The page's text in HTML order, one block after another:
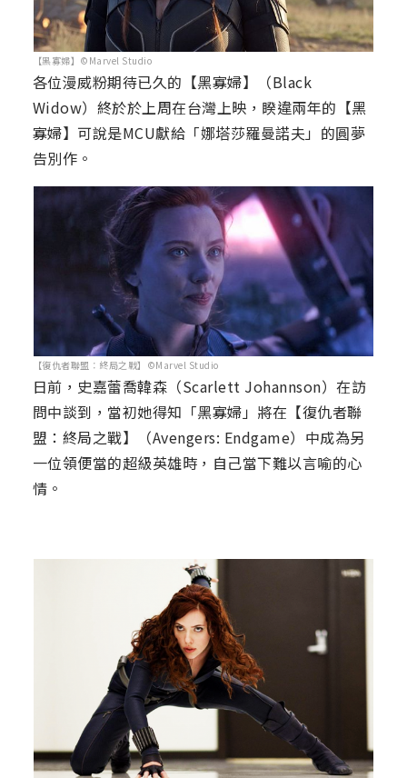
【黑寡婦】©Marvel Studio
各位漫威粉期待已久的【黑寡婦】（Black
Widow）終於於上周在台灣上映，睽違兩年的【黑
寡婦】可說是MCU獻給「娜塔莎羅曼諾夫」的圓夢
告別作。
【復仇者聯盟：終局之戰】©Marvel Studio
日前，史嘉蕾喬韓森（Scarlett Johannson）在訪
問中談到，當初她得知「黑寡婦」將在【復仇者聯
盟：終局之戰】（Avengers: Endgame）中成為另
一位領便當的超級英雄時，自己當下難以言喻的心
情。